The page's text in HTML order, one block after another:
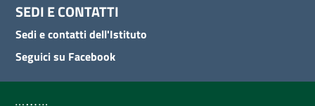
SEDI E CONTATTI
Sedi e contatti dell'Istituto
Seguici su Facebook